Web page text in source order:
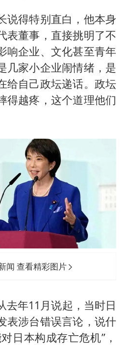
说得特别直白，他本身
表董事，直接挑明了不
响企业、文化甚至青年
几家小企业闹情绪，是
给自己政坛递话。政坛
得越疼，这个道理他们
闻 查看精彩图片
去年11月说起，当时日
表涉台错误言论，说什
日本构成存亡危机”，